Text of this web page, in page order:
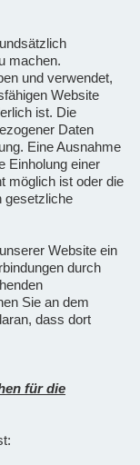
machen.
und verwendet,
Website
ist. Die
Daten
Eine Ausnahme
Einholung einer
möglich ist oder die
gesetzliche
Website ein
durch
Sie an dem
dass dort
für die